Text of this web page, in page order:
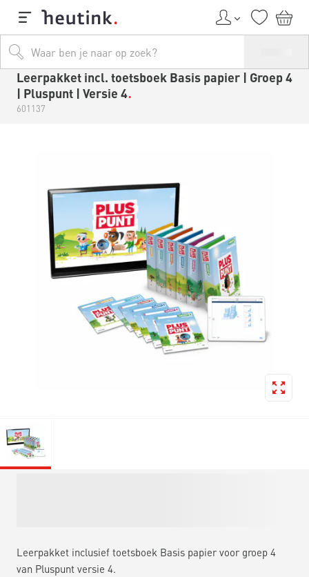
Leerpakket incl. toetsboek Basis papier | Groep 4
| Pluspunt | Versie 4
601137
Leerpakket inclusief toetsboek Basis papier voor groep 4
van Pluspunt versie 4.